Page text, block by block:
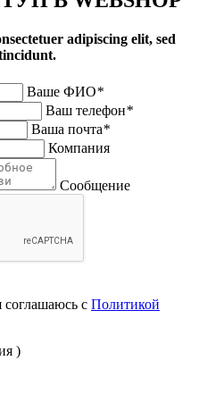
adipiscing elit, sed
Ваше ФИО*
Ваш телефон*
Ваша почта*
Компания
Сообщение
с Политикой
)